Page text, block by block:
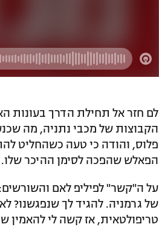
לם חזר אל תחילת הדרך בעונות
פלוס, והודה כי טעה כשהחליט
הפאלש שהפכה לסימן ההיכר שלו.
על ה"קשר" לפיליפ לאם
של גרמניה. להגיד לך שנפגשנו?
טריפולטאית, אז קשה לי להאמין